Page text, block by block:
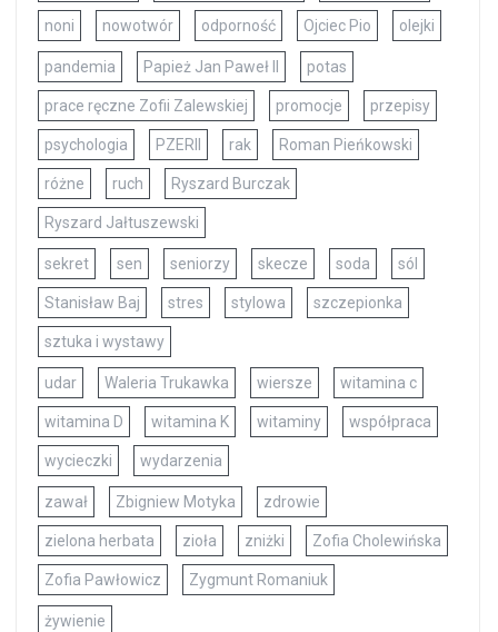
noni nowotwór odporność Ojciec Pio olejki
pandemia Papież Jan Paweł II potas
prace ręczne Zofii Zalewskiej promocje przepisy
psychologia PZERII rak Roman Pieńkowski
różne ruch Ryszard Burczak
Ryszard Jałtuszewski
sekret sen seniorzy skecze soda sól
Stanisław Baj stres stylowa szczepionka
sztuka i wystawy
udar Waleria Trukawka wiersze witamina c
witamina D witamina K witaminy współpraca
wycieczki wydarzenia
zawał Zbigniew Motyka zdrowie
zielona herbata zioła zniżki Zofia Cholewińska
Zofia Pawłowicz Zygmunt Romaniuk
żywienie